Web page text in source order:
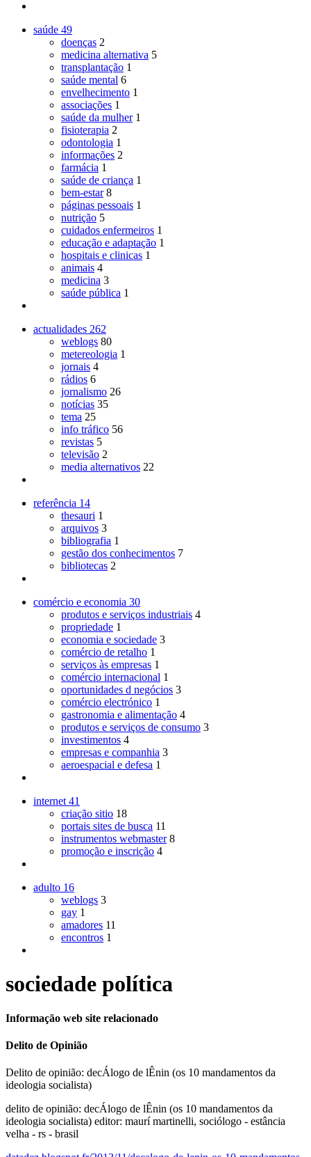
saúde 49
doenças 2
medicina alternativa 5
transplantação 1
saúde mental 6
envelhecimento 1
associações 1
saúde da mulher 1
fisioterapia 2
odontologia 1
informações 2
farmácia 1
saúde de criança 1
bem-estar 8
páginas pessoais 1
nutrição 5
cuidados enfermeiros 1
educação e adaptação 1
hospitais e clinicas 1
animais 4
medicina 3
saúde pública 1
actualidades 262
weblogs 80
metereologia 1
jornais 4
rádios 6
jornalismo 26
notícias 35
tema 25
info tráfico 56
revistas 5
televisão 2
media alternativos 22
referência 14
thesauri 1
arquivos 3
bibliografia 1
gestão dos conhecimentos 7
bibliotecas 2
comércio e economia 30
produtos e serviços industriais 4
propriedade 1
economia e sociedade 3
comércio de retalho 1
serviços às empresas 1
comércio internacional 1
oportunidades d negócios 3
comércio electrónico 1
gastronomia e alimentação 4
produtos e serviços de consumo 3
investimentos 4
empresas e companhia 3
aeroespacial e defesa 1
internet 41
criação sitio 18
portais sites de busca 11
instrumentos webmaster 8
promoção e inscrição 4
adulto 16
weblogs 3
gay 1
amadores 11
encontros 1
sociedade política
Informação web site relacionado
Delito de Opinião
Delito de opinião: decÁlogo de lÊnin (os 10 mandamentos da
ideologia socialista)
delito de opinião: decÁlogo de lÊnin (os 10 mandamentos da
ideologia socialista) editor: maurí martinelli, sociólogo - estância
velha - rs - brasil